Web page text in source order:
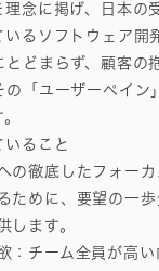
理念に掲げ、日本の
いるソフトウェア開
とどまらず、顧客の
の「ユーザーペイン
ること
の徹底したフォー
ために、要望の一歩
します。
：チーム全員が高